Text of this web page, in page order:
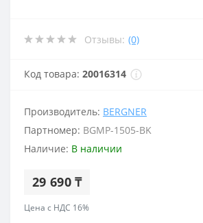
Отзывы: (0)
Код товара: 20016314
Производитель: BERGNER
Партномер: BGMP-1505-BK
Наличие: В наличии
29 690 ₸
Цена с НДС 16%